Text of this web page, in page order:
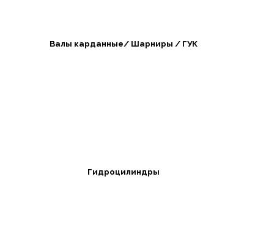
Валы карданные/ Шарниры / ГУК
Гидроцилиндры